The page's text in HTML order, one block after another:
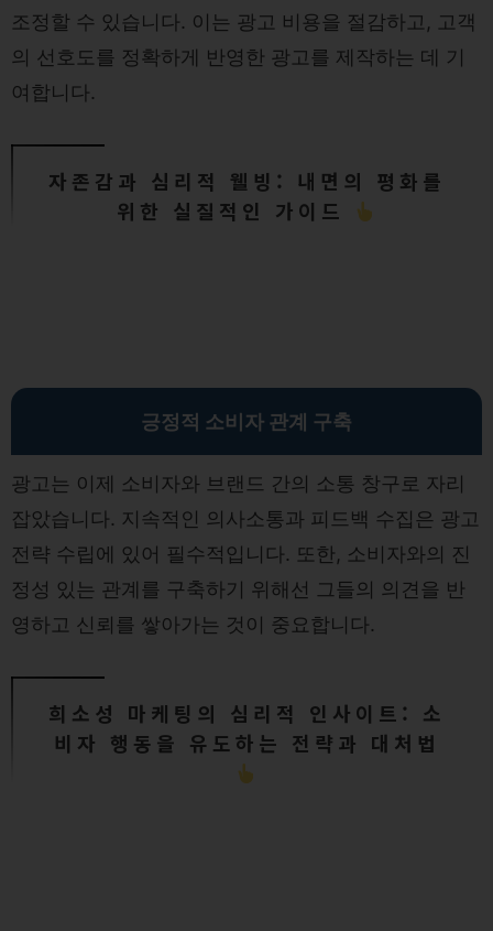
조정할 수 있습니다. 이는 광고 비용을 절감하고, 고객
의 선호도를 정확하게 반영한 광고를 제작하는 데 기
여합니다.
자존감과 심리적 웰빙: 내면의 평화를
위한 실질적인 가이드
긍정적 소비자 관계 구축
광고는 이제 소비자와 브랜드 간의 소통 창구로 자리
잡았습니다. 지속적인 의사소통과 피드백 수집은 광고
전략 수립에 있어 필수적입니다. 또한, 소비자와의 진
정성 있는 관계를 구축하기 위해선 그들의 의견을 반
영하고 신뢰를 쌓아가는 것이 중요합니다.
희소성 마케팅의 심리적 인사이트: 소
비자 행동을 유도하는 전략과 대처법